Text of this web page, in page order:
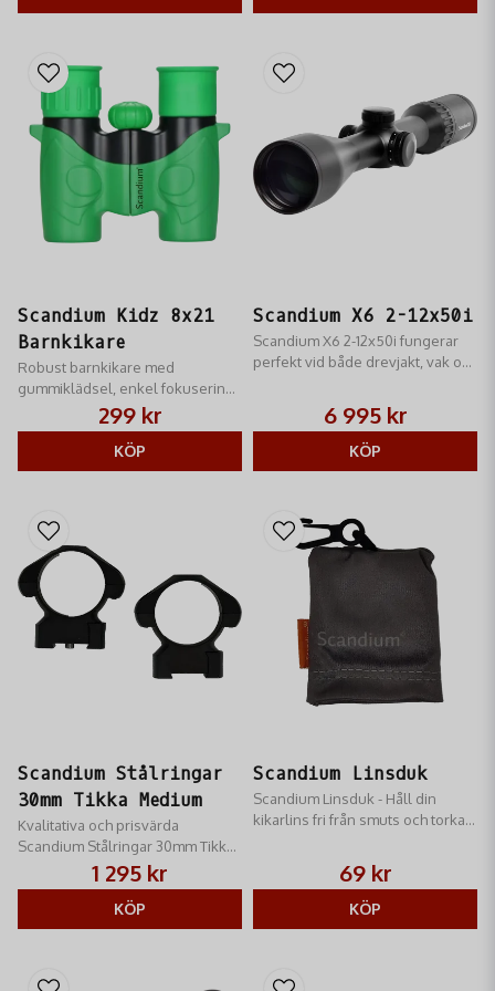
Scandium Kidz 8x21
Barnkikare
Robust barnkikare med
gummiklädsel, enkel fokusering
och antireflexbehandlad optik för
bästa skärpa.
299 kr
KÖP
Scandium X6 2-12x50i
Scandium X6 2-12x50i fungerar
perfekt vid både drevjakt, vak och
6 995 kr
KÖP
Scandium Stålringar
30mm Tikka Medium
Kvalitativa och prisvärda
Scandium Stålringar 30mm Tikka
Medium​ med ett slimmat och
snyggt utseende
1 295 kr
KÖP
Scandium Linsduk
Scandium Linsduk - Håll din
kikarlins fri från smuts och torka
69 kr
KÖP